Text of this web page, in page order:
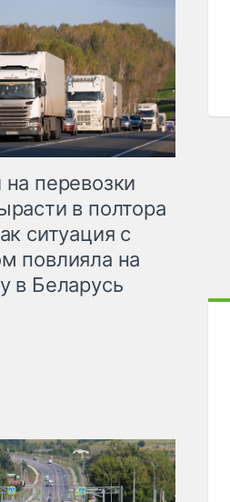
на перевозки
в полтора
ситуация с
повлияла на
в Беларусь